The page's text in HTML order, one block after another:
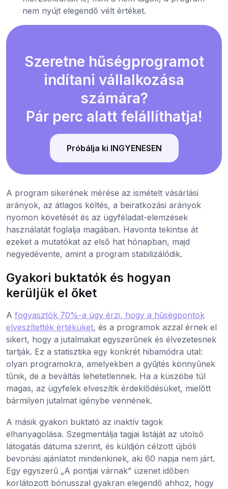
nem nyújt elegendő vélt értéket.
Szeretne hűségprogramot
indítani vállalkozása
számára?
Pár perc alatt felállíthatja!
Próbálja ki INGYENESEN
A program sikerének mérése az ismételt vásárlási
arányok, az átlagos költés, a beiratkozási arányok
nyomon követését és az ügyféladat-elemzések
használatát foglalja magában. Havonta tekintse át
ezeket a mutatókat az első hat hónapban, majd
negyedévente, amint a program stabilizálódik.
Gyakori buktatók és hogyan
kerüljük el őket
A fogyasztók 70%-a úgy érzi, hogy a hűségpontok
elveszítették értéküket, és a programok azzal érnek el
sikert, hogy a jutalmakat egyszerűnek és élvezetesnek
tartják. Ez a statisztika egy konkrét hibamódra utal:
olyan programokra, amelyekben a gyűjtés könnyűnek
tűnik, de a beváltás lehetetlennek. Ha a küszöbe túl
magas, az ügyfelek elveszítik érdeklődésüket, mielőtt
bármilyen jutalmat igénybe vennének.
A másik gyakori buktató az inaktív tagok
elhanyagolása. Szegmentálja tagjai listáját az utolsó
látogatás dátuma szerint, és küldjön célzott újbóli
bevonási ajánlatot mindenkinek, aki 60 napja nem járt.
Egy egyszerű „A pontjai várnak” üzenet időben
korlátozott bónusszal gyakran elegendő ahhoz, hogy